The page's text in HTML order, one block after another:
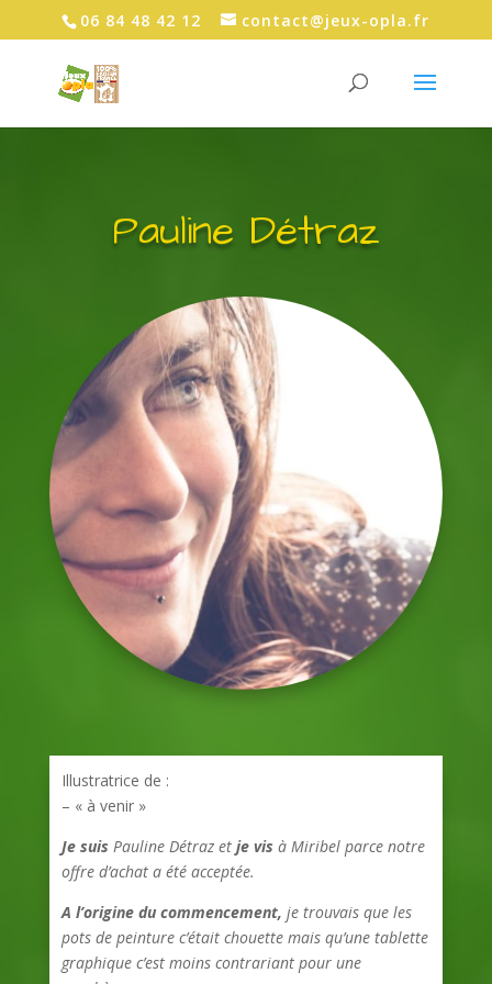
06 84 48 42 12 contact@jeux-opla.fr
Pauline Détraz
Illustratrice de :
– « à venir »
Je suis Pauline Détraz et je vis à Miribel parce notre
offre d’achat a été acceptée.
A l’origine du commencement, je trouvais que les
pots de peinture c’était chouette mais qu’une tablette
graphique c’est moins contrariant pour une